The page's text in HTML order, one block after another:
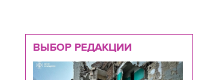
ВЫБОР РЕДАКЦИИ